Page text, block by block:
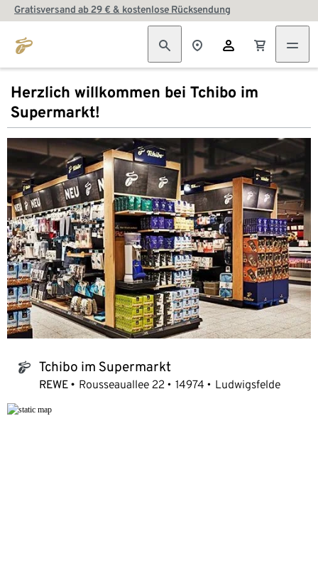
Gratisversand ab 29 € & kostenlose Rücksendung
Herzlich willkommen bei Tchibo im
Supermarkt!
tchibo_logo Tchibo im Supermarkt
REWE Rousseauallee 22 14974 Ludwigsfelde